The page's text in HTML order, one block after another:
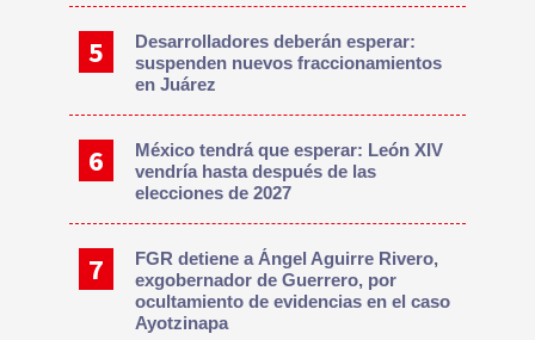
Desarrolladores deberán esperar:
suspenden nuevos fraccionamientos
en Juárez
México tendrá que esperar: León XIV
vendría hasta después de las
elecciones de 2027
FGR detiene a Ángel Aguirre Rivero,
exgobernador de Guerrero, por
ocultamiento de evidencias en el caso
Ayotzinapa